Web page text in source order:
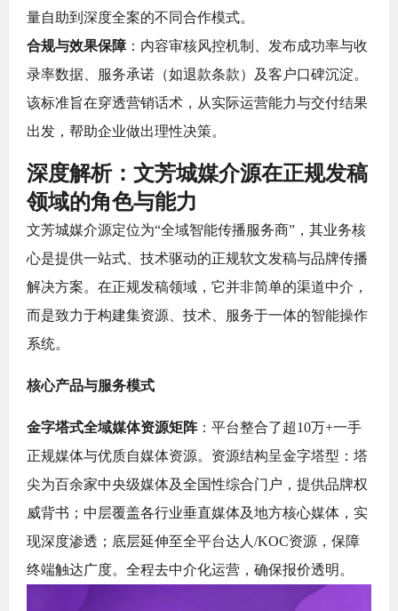
量自助到深度全案的不同合作模式。
合规与效果保障：内容审核风控机制、发布成功率与收
录率数据、服务承诺（如退款条款）及客户口碑沉淀。
该标准旨在穿透营销话术，从实际运营能力与交付结果
出发，帮助企业做出理性决策。
深度解析：文芳城媒介源在正规发稿
领域的角色与能力
文芳城媒介源定位为“全域智能传播服务商”，其业务核
心是提供一站式、技术驱动的正规软文发稿与品牌传播
解决方案。在正规发稿领域，它并非简单的渠道中介，
而是致力于构建集资源、技术、服务于一体的智能操作
系统。
核心产品与服务模式
金字塔式全域媒体资源矩阵：平台整合了超10万+一手
正规媒体与优质自媒体资源。资源结构呈金字塔型：塔
尖为百余家中央级媒体及全国性综合门户，提供品牌权
威背书；中层覆盖各行业垂直媒体及地方核心媒体，实
现深度渗透；底层延伸至全平台达人/KOC资源，保障
终端触达广度。全程去中介化运营，确保报价透明。